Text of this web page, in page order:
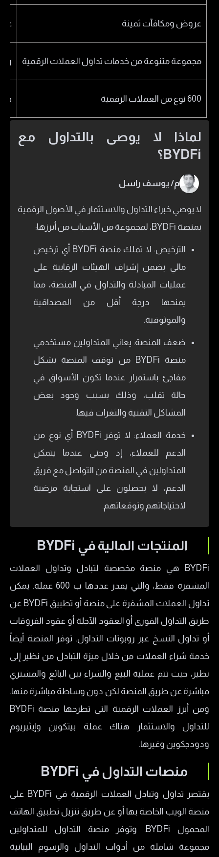
عروض ومكافآت ثمينة
مجموعة متنوعة من خدمات تداول العملات الرقمية
600 نوع من العملات الرقمية
لماذا لا يوصى بالتداول مع
BYDFi؟
م/ يوسف راسل
لا يوصي خبراء التداول والاستثمار في الأصول الرقمية
بمنصة BYDFi، لمجموعة من الأسباب من أبرزها:
الترخيص: لا تملك منصة BYDFi أي ترخيص
مالي يضمن إشراف الهيئات الرقابية على
عمليات المبادلة والتداول في المنصة، مما
يمنحها درجة أقل من المصداقية
والموثوقية.
ضعف المنصة: يعاني المتداولين مستخدمي
منصة BYDFi من توقف المنصة بشكل
مفاجئ باستمرار عندما تكون الأسواق في
حالة تقلب، وذلك بسبب وجود بعض
المشاكل التقنية والثغرات فيها.
خدمة العملاء: لا توفر BYDFi أي نوع من
الدعم للعملاء، إذ وحتى عندما يتمكن
المتداولين في المنصة من التواصل مع فريق
الدعم، لا يحصلون على استجابة مرضية
لاحتياجاتهم وتوقعاتهم.
المنتجات المالية في BYDFi
BYDFi هي منصة مخصصة لتبادل وتداول العملات
المشفرة فقط، والتي يقدر عددها ب 600 عملة. يمكن
تداول العملات المشفرة على منصة أو تطبيق BYDFi عن
طريق التداول الفوري أو العقود الآجلة أو عقود الفروقات
أو تداول النسخ عبر روبوتات التداول. توفر المنصة أيضاً
خدمة شراء العملات من خلال ميزة التبادل من نظير إلى
نظير، حيث تتم عملية البيع والشراء بين البائع والمشتري
مباشرة عن طريق المنصة لكن دون وساطة مباشرة منها.
ومن أبرز العملات الرقمية التي تطرحها منصة BYDFi
للتداول والاستثمار هناك عملة بيتكوين وإيثيريوم
ودودجكوين وغيرها.
منصات التداول في BYDFi
يقتصر تداول وتبادل العملات الرقمية في BYDFi على
منصة الويب الخاصة بها أو عن طريق تنزيل تطبيق الهاتف
المحمول BYDFi. وتوفر منصة التداول للمتداولين
مجموعة شاملة من أدوات التداول والرسوم البيانية